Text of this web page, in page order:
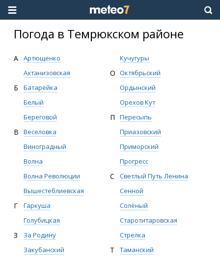
Погода в Темрюкском районе
А
Артющенко
Ахтанизовская
Б
Батарейка
Белый
Береговой
В
Веселовка
Виноградный
Волна
Волна Революции
Вышестеблиевская
Г
Гаркуша
Голубицкая
З
За Родину
Закубанский
Кучугуры
О Октябрьский
Ордынский
Орехов Кут
П
Пересыпь
Приазовский
Приморский
Прогресс
С
Светлый Путь Ленина
Сенной
Солёный
Старотитаровская
Стрелка
Т
Таманский